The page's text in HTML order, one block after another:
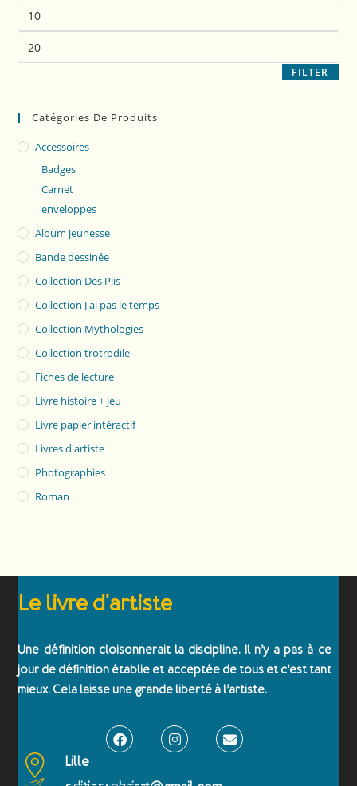
FILTER
Catégories De Produits
Accessoires
Badges
Carnet
enveloppes
Album jeunesse
Bande dessinée
Collection Des Plis
Collection J'ai pas le temps
Collection Mythologies
Collection trotrodile
Fiches de lecture
Livre histoire + jeu
Livre papier intéractif
Livres d'artiste
Photographies
Roman
Le livre d'artiste
Une définition cloisonnerait la discipline. Il n’y a pas à ce
jour de définition établie et acceptée de tous et c’est tant
mieux. Cela laisse une grande liberté à l’artiste.
Lille